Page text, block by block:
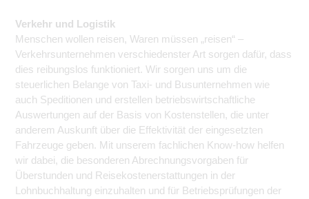
Verkehr und Logistik
Menschen wollen reisen, Waren müssen „reisen“ –
Verkehrsunternehmen verschiedenster Art sorgen dafür, dass
dies reibungslos funktioniert. Wir sorgen uns um die
steuerlichen Belange von Taxi- und Busunternehmen wie
auch Speditionen und erstellen betriebswirtschaftliche
Auswertungen auf der Basis von Kostenstellen, die unter
anderem Auskunft über die Effektivität der eingesetzten
Fahrzeuge geben. Mit unserem fachlichen Know-how helfen
wir dabei, die besonderen Abrechnungsvorgaben für
Überstunden und Reisekostenerstattungen in der
Lohnbuchhaltung einzuhalten und für Betriebsprüfungen der